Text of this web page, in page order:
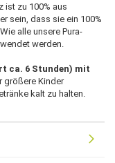
ist zu 100% aus
sein, dass sie ein 100%
alle unsere Pura-
werden.
ca. 6 Stunden) mit
größere Kinder
kalt zu halten.